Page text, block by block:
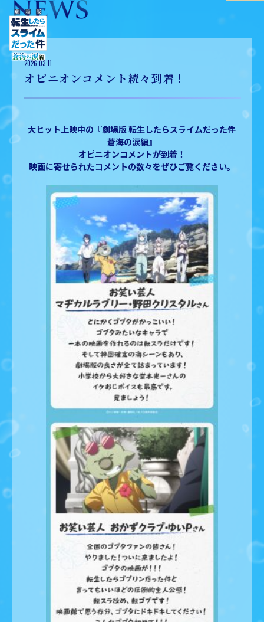
2026.03.11
オピニオンコメント続々到着！
大ヒット上映中の『劇場版 転生したらスライムだった件
蒼海の涙編』
オピニオンコメントが到着！
映画に寄せられたコメントの数々をぜひご覧ください。